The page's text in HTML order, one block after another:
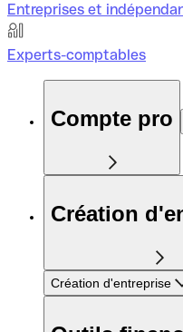
Entreprises et
Experts-comptables
Compte pro
Création
Création d'entreprise